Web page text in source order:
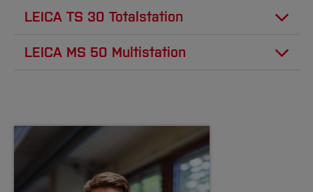
Unterschiedliche Brennweiten und
Hochgenaue 3D-Koordinatenbestimmung
LEICA TS 30 Totalstation
Bestimmung der Sollstrecken auf der
Kalibrierstrecke
[Inhalt zuklappen]
LEICA MS 50 Multistation
[Inhalt zuklappen]